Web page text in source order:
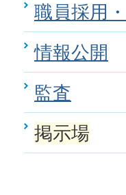
職員採用
情報公開
監査
掲示場